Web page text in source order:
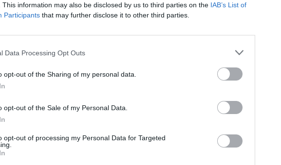
This information may also be disclosed by us to third parties on the IAB’s List of
Participants that may further disclose it to other third parties.
Data Processing Opt Outs
opt-out of the Sharing of my personal data.
opt-out of the Sale of my Personal Data.
opt-out of processing my Personal Data for Targeted